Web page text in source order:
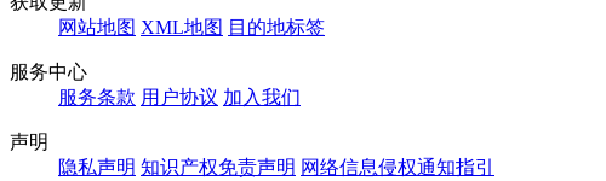
网站地图 XML地图 目的地标签
服务中心
服务条款 用户协议 加入我们
声明
隐私声明 知识产权免责声明 网络信息侵权通知指引